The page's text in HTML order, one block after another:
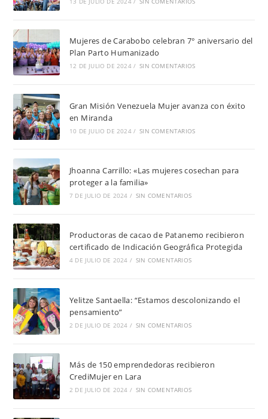
Mujeres de Carabobo celebran 7° aniversario del
Plan Parto Humanizado
12 DE JULIO DE 2024 / SIN COMENTARIOS
Gran Misión Venezuela Mujer avanza con éxito
en Miranda
10 DE JULIO DE 2024 / SIN COMENTARIOS
Jhoanna Carrillo: «Las mujeres cosechan para
proteger a la familia»
7 DE JULIO DE 2024 / SIN COMENTARIOS
Productoras de cacao de Patanemo recibieron
certificado de Indicación Geográfica Protegida
4 DE JULIO DE 2024 / SIN COMENTARIOS
Yelitze Santaella: “Estamos descolonizando el
pensamiento”
2 DE JULIO DE 2024 / SIN COMENTARIOS
Más de 150 emprendedoras recibieron
CrediMujer en Lara
2 DE JULIO DE 2024 / SIN COMENTARIOS